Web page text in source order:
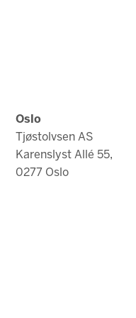
Oslo
Tjøstolvsen AS
Karenslyst Allé 55,
0277 Oslo